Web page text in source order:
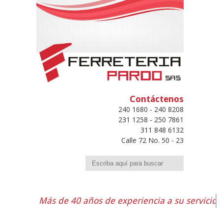
Contáctenos
240 1680 - 240 8208
231 1258 - 250 7861
311 848 6132
Calle 72 No. 50 - 23
Buscar
Más de 40 años de experiencia a su servicio